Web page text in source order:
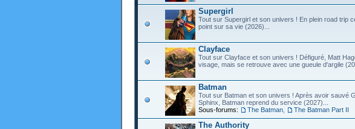
Supergirl
Tout sur Supergirl et son univers ! En plein road trip
point sur sa vie (2026)...
Clayface
Tout sur Clayface et son univers ! Défiguré, Matt
visage, mais se retrouve avec une gueule d'argile
Batman
Tout sur Batman et son univers ! Après avoir sauvé
Sphinx, Batman reprend du service (2027)...
Sous-forums:
The Batman The Batman Part II
The Authority